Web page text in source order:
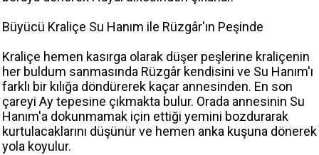
Büyücü Kraliçe Su Hanım ile Rüzgâr'ın Peşinde
Kraliçe hemen kasırga olarak düşer peşlerine kraliçenin
her buldum sanmasında Rüzgâr kendisini ve Su Hanım'ı
farklı bir kılığa döndürerek kaçar annesinden. En son
çareyi Ay tepesine çıkmakta bulur. Orada annesinin Su
Hanım'a dokunmamak için ettiği yemini bozdurarak
kurtulacaklarını düşünür ve hemen anka kuşuna dönerek
yola koyulur.